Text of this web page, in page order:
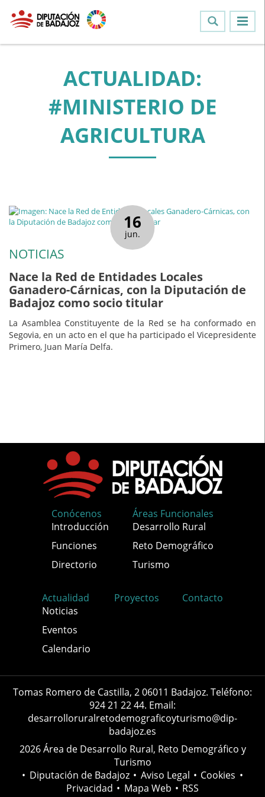
ACTUALIDAD:
#MINISTERIO DE
AGRICULTURA
16
jun.
NOTICIAS
Nace la Red de Entidades Locales
Ganadero-Cárnicas, con la Diputación de
Badajoz como socio titular
La Asamblea Constituyente de la Red se ha conformado en
Segovia, en un acto en el que ha participado el Vicepresidente
Primero, Juan María Delfa.
Conócenos
Introducción
Funciones
Directorio
Áreas Funcionales
Desarrollo Rural
Reto Demográfico
Turismo
Actualidad
Noticias
Eventos
Calendario
Proyectos Contacto
Tomas Romero de Castilla, 2 06011 Badajoz. Teléfono:
924 21 22 44. Email:
desarrolloruralretodemograficoyturismo@dip-
badajoz.es
2026 Área de Desarrollo Rural, Reto Demográfico y
Turismo
• Diputación de Badajoz • Aviso Legal • Cookies •
Privacidad • Mapa Web • RSS